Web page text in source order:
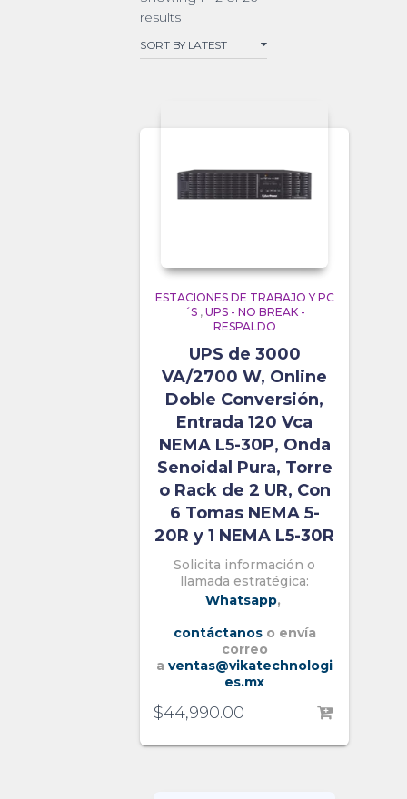
results
ESTACIONES DE TRABAJO Y PC
´S, UPS - NO BREAK -
RESPALDO
UPS de 3000
VA/2700 W, Online
Doble Conversión,
Entrada 120 Vca
NEMA L5-30P, Onda
Senoidal Pura, Torre
o Rack de 2 UR, Con
6 Tomas NEMA 5-
20R y 1 NEMA L5-30R
Solicita información o
llamada estratégica:
Whatsapp,
contáctanos o envía
correo
a ventas@vikatechnologi
es.mx
$44,990.00